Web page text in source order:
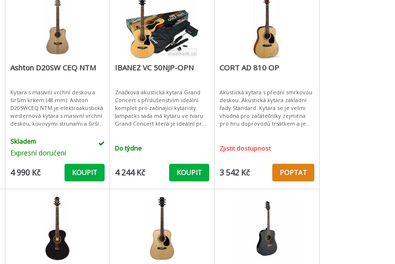
Ashton D20SW CEQ NTM
Kytara s masivní vrchní deskou a
širším krkem (48 mm). Ashton
D20SWCEQ NTM je elektroakustická
westernová kytara s masivní vrchní
deskou, kovovými strunami a širším
usnadňuje přechod z klasické k
Skladem
Expresní doručení
4 990 Kč KOUPIT
IBANEZ VC 50NJP-OPN
Značková akustická kytara Grand
Concert s příslušenstvím ideální
komplet pro začínající kytaristy.
Jampacks sada má kytaru ve tvaru
Grand Concert která je ideální pro
Do týdne
4 244 Kč KOUPIT
CORT AD 810 OP
Akustická kytara s přední smrkovou
deskou. Akustická kytara základní
řady Standard. Kytara se je velmi
vhodná pro začátečníky zejména
pro hru doprovodů trsátkem a je
Zjistit dostupnost
3 542 Kč POPTAT